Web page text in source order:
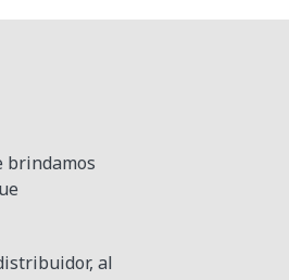
brindamos
al